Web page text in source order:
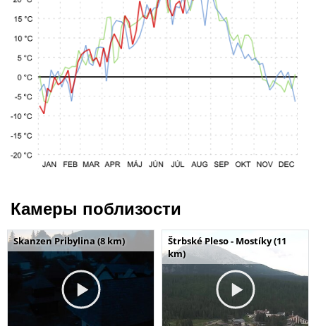
Камеры поблизости
Skanzen Pribylina (8 km)
Štrbské Pleso - Mostíky (11
km)